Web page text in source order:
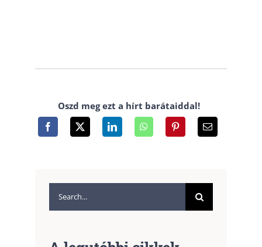
Oszd meg ezt a hírt barátaiddal!
Search
for: